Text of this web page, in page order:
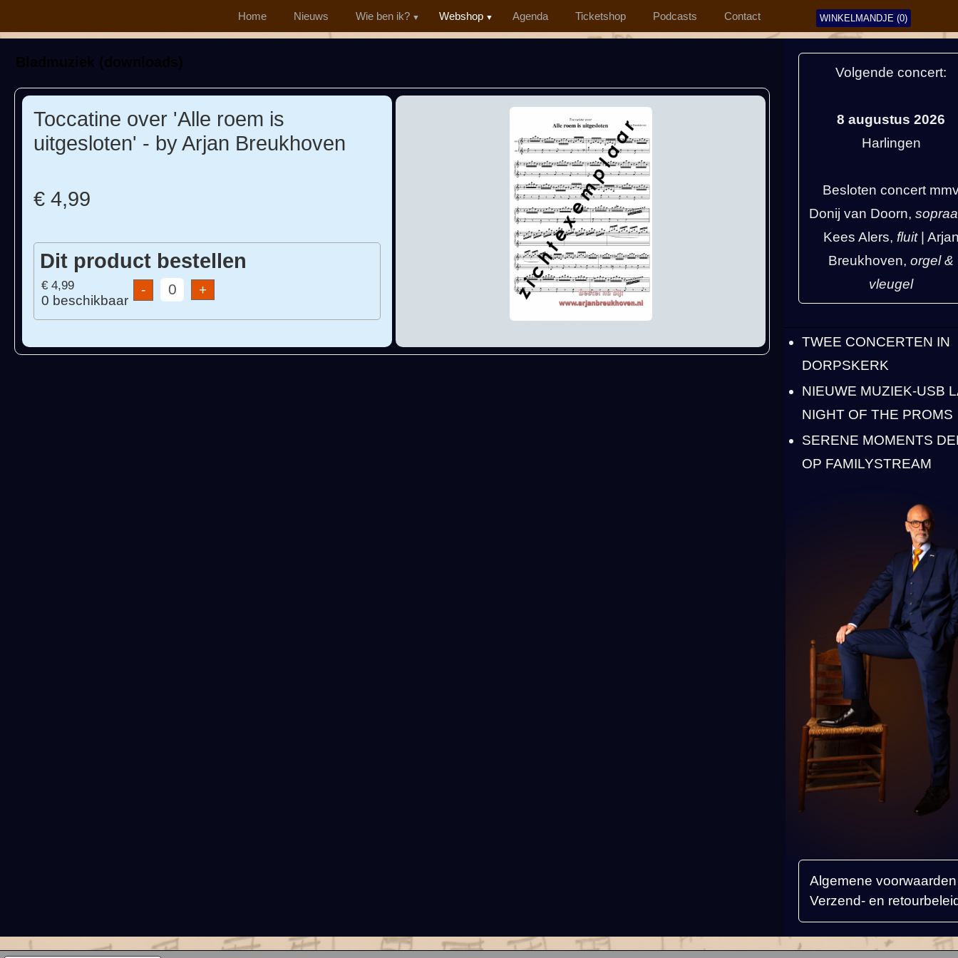
Home Nieuws Wie ben ik? Webshop Agenda Ticketshop Podcasts Contact WINKELMANDJE (0)
Volgende concert:
8 augustus 2026
Harlingen
Besloten concert
Donij van Doorn,
Kees Alers, fluit|
Breukhoven, orgel &
vleugel
TWEE CONCERTEN IN
DORPSKERK
NIEUWE MUZIEK-USB
NIGHT OF THE PROMS
SERENE MOMENTS
OP FAMILYSTREAM
Algemene voorwaarden
Verzend- en
Bladmuziek (downloads)
Toccatine over 'Alle roem is
uitgesloten' - by Arjan Breukhoven
€ 4,99
Dit product bestellen
€ 4,99
0 beschikbaar
+